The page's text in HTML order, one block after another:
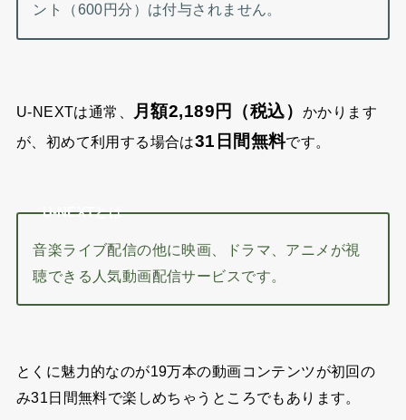
ント（600円分）は付与されません。
U-NEXTは通常、 月額2,189円（税込） かかります
が、初めて利用する場合は31日間無料です。
U-NEXTとは
音楽ライブ配信の他に映画、ドラマ、アニメが視
聴できる人気動画配信サービスです。
とくに魅力的なのが19万本の動画コンテンツが初回の
み31日間無料で楽しめちゃうところでもあります。